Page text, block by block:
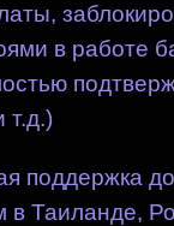
в работе
т.д.)
поддержка
в Таиланде,